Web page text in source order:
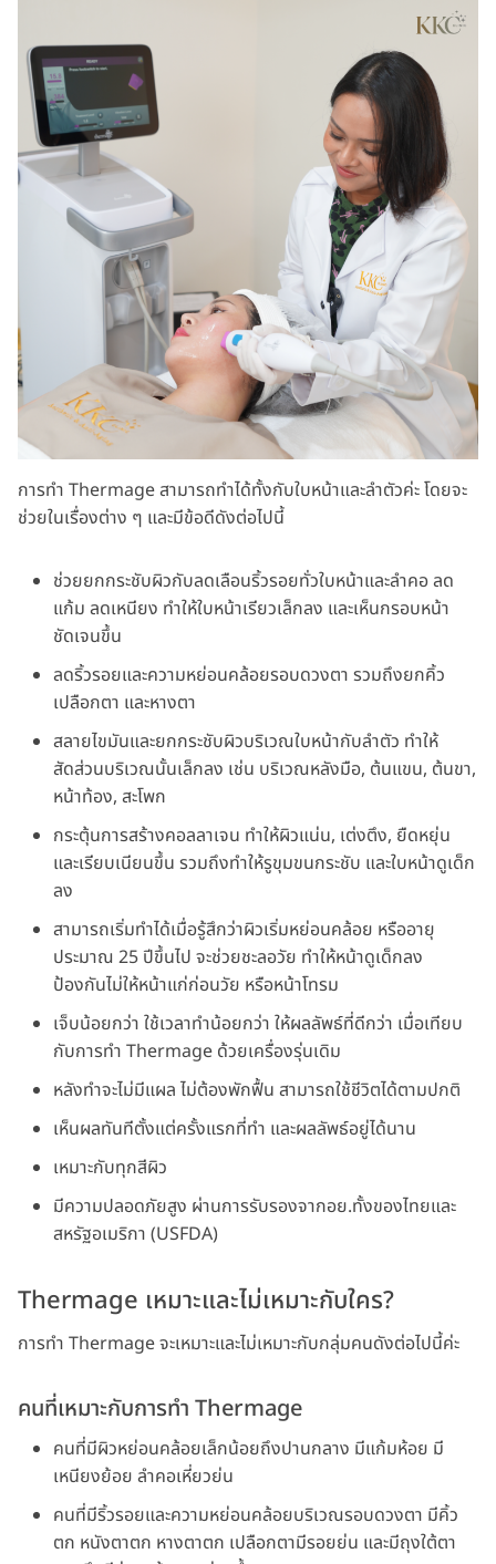
การทำ Thermage สามารถทำได้ทั้งกับใบหน้าและลำตัวค่ะ โดยจะ
ช่วยในเรื่องต่าง ๆ และมีข้อดีดังต่อไปนี้
ช่วยยกกระชับผิวกับลดเลือนริ้วรอยทั่วใบหน้าและลำคอ ลด
แก้ม ลดเหนียง ทำให้ใบหน้าเรียวเล็กลง และเห็นกรอบหน้า
ชัดเจนขึ้น
ลดริ้วรอยและความหย่อนคล้อยรอบดวงตา รวมถึงยกคิ้ว
เปลือกตา และหางตา
สลายไขมันและยกกระชับผิวบริเวณใบหน้ากับลำตัว ทำให้
สัดส่วนบริเวณนั้นเล็กลง เช่น บริเวณหลังมือ, ต้นแขน, ต้นขา,
หน้าท้อง, สะโพก
กระตุ้นการสร้างคอลลาเจน ทำให้ผิวแน่น, เต่งตึง, ยืดหยุ่น
และเรียบเนียนขึ้น รวมถึงทำให้รูขุมขนกระชับ และใบหน้าดูเด็ก
ลง
สามารถเริ่มทำได้เมื่อรู้สึกว่าผิวเริ่มหย่อนคล้อย หรืออายุ
ประมาณ 25 ปีขึ้นไป จะช่วยชะลอวัย ทำให้หน้าดูเด็กลง
ป้องกันไม่ให้หน้าแก่ก่อนวัย หรือหน้าโทรม
เจ็บน้อยกว่า ใช้เวลาทำน้อยกว่า ให้ผลลัพธ์ที่ดีกว่า เมื่อเทียบ
กับการทำ Thermage ด้วยเครื่องรุ่นเดิม
หลังทำจะไม่มีแผล ไม่ต้องพักฟื้น สามารถใช้ชีวิตได้ตามปกติ
เห็นผลทันทีตั้งแต่ครั้งแรกที่ทำ และผลลัพธ์อยู่ได้นาน
เหมาะกับทุกสีผิว
มีความปลอดภัยสูง ผ่านการรับรองจากอย.ทั้งของไทยและ
สหรัฐอเมริกา (USFDA)
Thermage เหมาะและไม่เหมาะกับใคร?
การทำ Thermage จะเหมาะและไม่เหมาะกับกลุ่มคนดังต่อไปนี้ค่ะ
คนที่เหมาะกับการทำ Thermage
คนที่มีผิวหย่อนคล้อยเล็กน้อยถึงปานกลาง มีแก้มห้อย มี
เหนียงย้อย ลำคอเหี่ยวย่น
คนที่มีริ้วรอยและความหย่อนคล้อยบริเวณรอบดวงตา มีคิ้ว
ตก หนังตาตก หางตาตก เปลือกตามีรอยย่น และมีถุงใต้ตา